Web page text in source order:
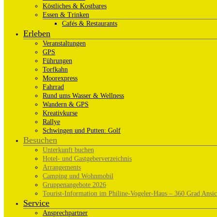
Köstliches & Kostbares
Essen & Trinken
Cafés & Restaurants
Erleben
Veranstaltungen
GPS
Führungen
Torfkahn
Moorexpress
Fahrrad
Rund ums Wasser & Wellness
Wandern & GPS
Kreativkurse
Rallye
Schwingen und Putten: Golf
Besuchen
Unterkunft buchen
Hotel- und Gastgeberverzeichnis
Arrangements
Camping und Wohnmobil
Gruppenangebote 2026
Tourist-Information im Philine-Vogeler-Haus – 360 Grad
Service
Ansprechpartner